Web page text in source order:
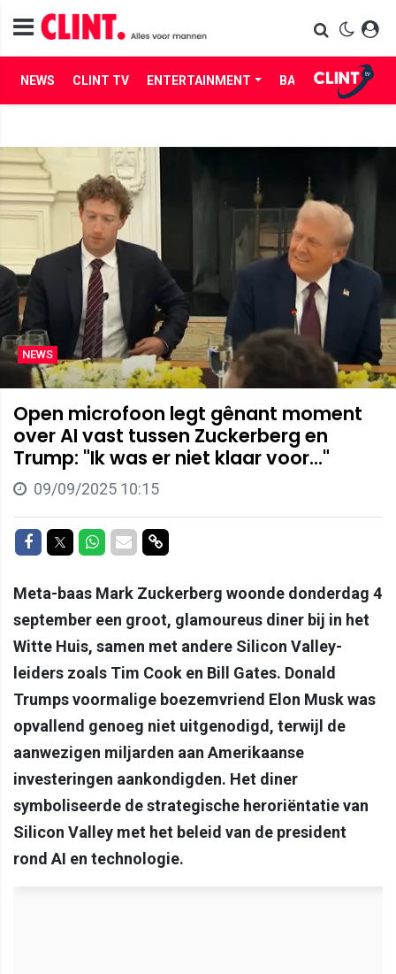
NEWS CLINT TV ENTERTAINMENT BABES LIFE
NEWS
Open microfoon legt gênant moment
over AI vast tussen Zuckerberg en
Trump: "Ik was er niet klaar voor..."
09/09/2025 10:15
Delen op Facebook
Delen op Twitter
Delen op Whatsapp
Delen via Mail
Delen via link
Meta-baas Mark Zuckerberg woonde donderdag 4
september een groot, glamoureus diner bij in het
Witte Huis, samen met andere Silicon Valley-
leiders zoals Tim Cook en Bill Gates. Donald
Trumps voormalige boezemvriend Elon Musk was
opvallend genoeg niet uitgenodigd, terwijl de
aanwezigen miljarden aan Amerikaanse
investeringen aankondigden. Het diner
symboliseerde de strategische heroriëntatie van
Silicon Valley met het beleid van de president
rond AI en technologie.